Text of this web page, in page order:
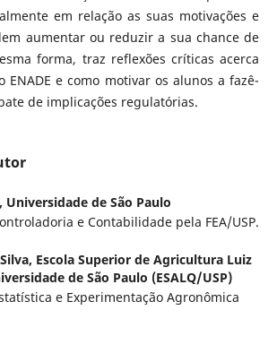
em relação as suas motivações e
aumentar ou reduzir a sua chance de
forma, traz reflexões críticas acerca
ENADE e como motivar os alunos a fazê-
de implicações regulatórias.
Universidade de São Paulo
e Contabilidade pela FEA/USP.
Escola Superior de Agricultura Luiz
de São Paulo (ESALQ/USP)
e Experimentação Agronômica